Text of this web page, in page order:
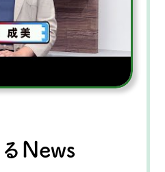
News